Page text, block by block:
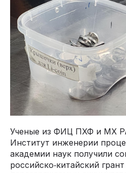
Ученые из ФИЦ ПХФ и МХ
Институт инженерии
академии наук получили
российско‑китайский